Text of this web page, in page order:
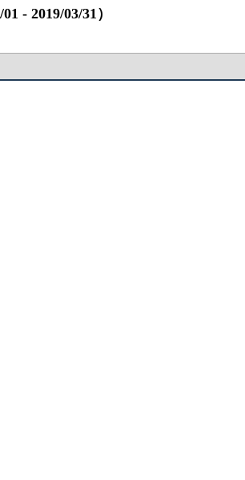
‐ 2019/03/31）